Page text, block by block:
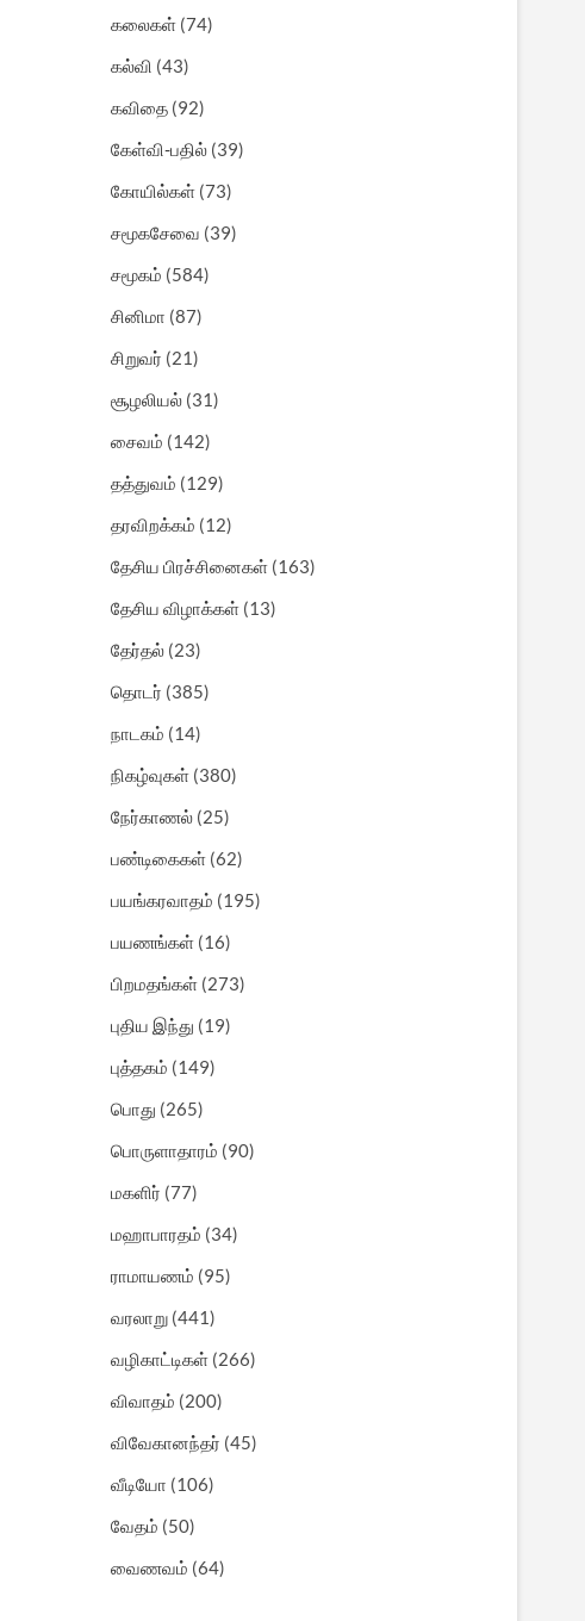
கலைகள் (74)
கல்வி (43)
கவிதை (92)
கேள்வி-பதில் (39)
கோயில்கள் (73)
சமூகசேவை (39)
சமூகம் (584)
சினிமா (87)
சிறுவர் (21)
சூழலியல் (31)
சைவம் (142)
தத்துவம் (129)
தரவிறக்கம் (12)
தேசிய பிரச்சினைகள் (163)
தேசிய விழாக்கள் (13)
தேர்தல் (23)
தொடர் (385)
நாடகம் (14)
நிகழ்வுகள் (380)
நேர்காணல் (25)
பண்டிகைகள் (62)
பயங்கரவாதம் (195)
பயணங்கள் (16)
பிறமதங்கள் (273)
புதிய இந்து (19)
புத்தகம் (149)
பொது (265)
பொருளாதாரம் (90)
மகளிர் (77)
மஹாபாரதம் (34)
ராமாயணம் (95)
வரலாறு (441)
வழிகாட்டிகள் (266)
விவாதம் (200)
விவேகானந்தர் (45)
வீடியோ (106)
வேதம் (50)
வைணவம் (64)